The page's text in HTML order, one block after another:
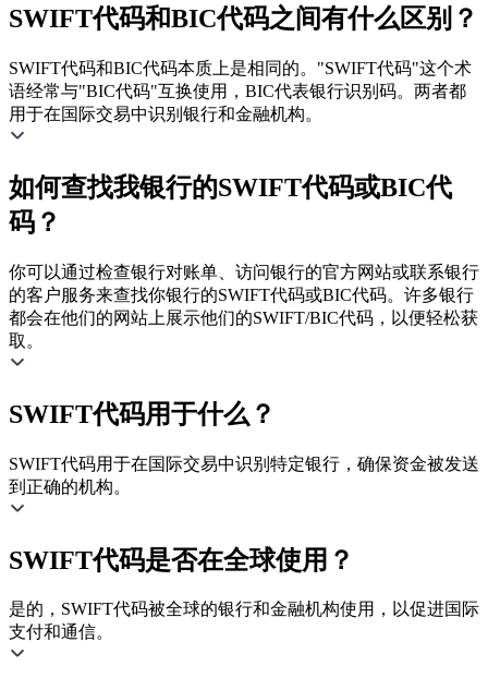
SWIFT代码和BIC代码之间有什么区别？
SWIFT代码和BIC代码本质上是相同的。"SWIFT代码"这个术
语经常与"BIC代码"互换使用，BIC代表银行识别码。两者都
用于在国际交易中识别银行和金融机构。
如何查找我银行的SWIFT代码或BIC代
码？
你可以通过检查银行对账单、访问银行的官方网站或联系银行
的客户服务来查找你银行的SWIFT代码或BIC代码。许多银行
都会在他们的网站上展示他们的SWIFT/BIC代码，以便轻松获
取。
SWIFT代码用于什么？
SWIFT代码用于在国际交易中识别特定银行，确保资金被发送
到正确的机构。
SWIFT代码是否在全球使用？
是的，SWIFT代码被全球的银行和金融机构使用，以促进国际
支付和通信。